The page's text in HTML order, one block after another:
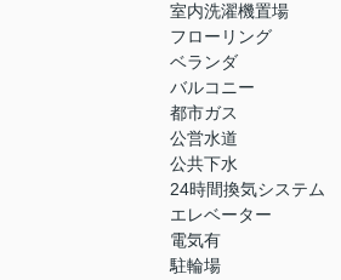
室内洗濯機置場
フローリング
ベランダ
バルコニー
都市ガス
公営水道
公共下水
24時間換気システム
エレベーター
電気有
駐輪場